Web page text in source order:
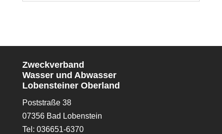
Zweckverband
Wasser und Abwasser
Lobensteiner Oberland
Poststraße 38
07356 Bad Lobenstein
Tel: 036651-6370